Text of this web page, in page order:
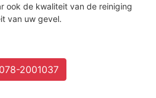
ook de kwaliteit van de reiniging
van uw gevel.
078-2001037